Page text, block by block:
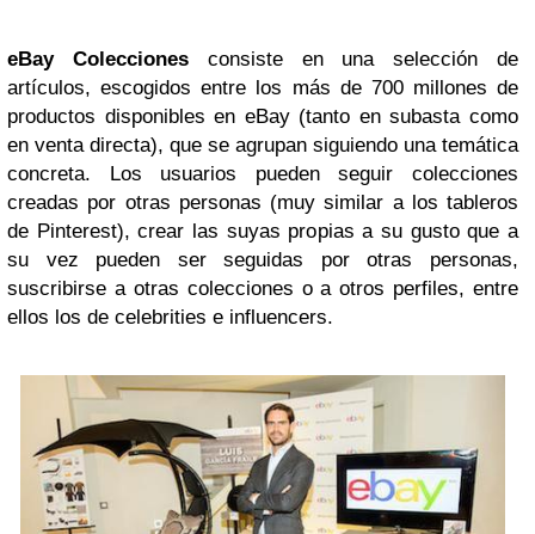
eBay Coleccionesconsiste en una selección de
artículos, escogidos entre los más de 700 millones de
productos disponibles en eBay (tanto en subasta como
en venta directa), que se agrupan siguiendo una temática
concreta. Los usuarios pueden seguir colecciones
creadas por otras personas (muy similar a los tableros
de Pinterest), crear las suyas propias a su gusto que a
su vez pueden ser seguidas por otras personas,
suscribirse a otras colecciones o a otros perfiles, entre
ellos los de celebrities e influencers.